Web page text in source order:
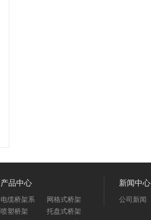
产品中心
电缆桥架系
网格式桥架
喷塑桥架
托盘式桥架
新闻中心
公司新闻